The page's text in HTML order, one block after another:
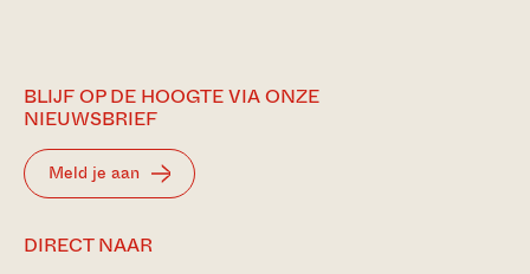
BLIJF OP DE HOOGTE VIA ONZE
NIEUWSBRIEF
Meld je aan
DIRECT NAAR